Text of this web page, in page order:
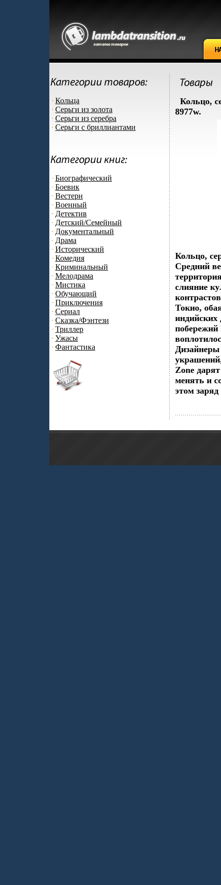
Кольца
Серьги из золота
Серьги из серебра
Серьги с бриллиантами
Биографический
Боевик
Вестерн
Военный
Детектив
Детский/Семейный
Документальный
Драма
Исторический
Комедия
Криминальный
Мелодрама
Мистика
Обучающий
Приключения
Сериал
Сказка/Фэнтези
Триллер
Ужасы
Фантастика
Кольцо,
8977w.
Кольцо,
Средний
слияние
Токио,
Дизайнеры
Zone
менять и
этом